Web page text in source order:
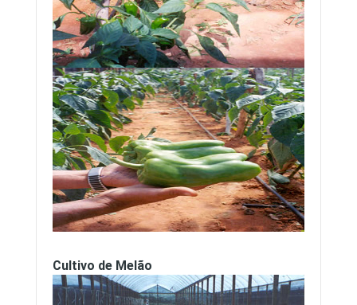
Cultivo de Melão